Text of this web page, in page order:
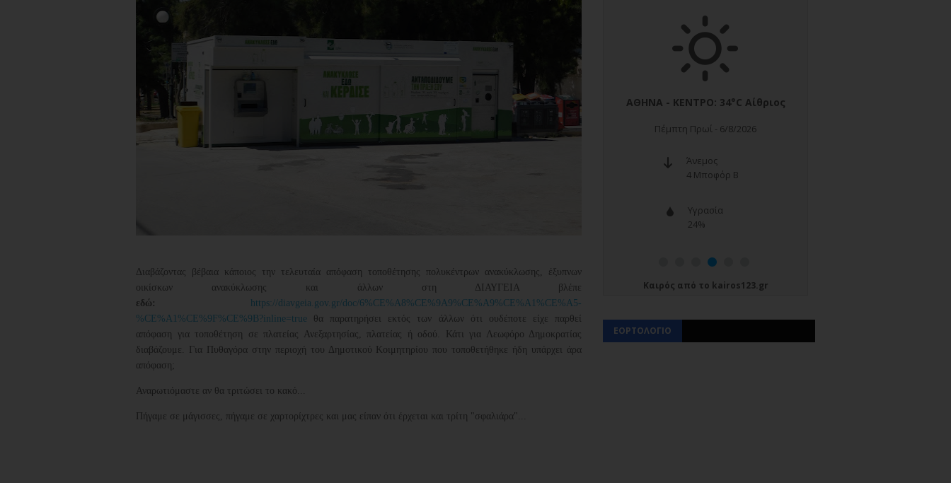
Διαβάζοντας βέβαια κάποιος την τελευταία απόφαση τοποθέτησης πολυκέντρων ανακύκλωσης, έξυπνων
οικίσκων ανακύκλωσης και άλλων στη ΔΙΑΥΓΕΙΑ βλέπε
εδώ: https://diavgeia.gov.gr/doc/6%CE%A8%CE%9A9%CE%A9%CE%A1%CE%A5-
%CE%A1%CE%9F%CE%9B?inline=true
θα παρατηρήσει εκτός των άλλων ότι ουδέποτε είχε παρθεί
απόφαση για τοποθέτηση σε πλατείας Ανεξαρτησίας, πλατείας ή οδού. Κάτι για Λεωφόρο Δημοκρατίας
διαβάζουμε. Για Πυθαγόρα στην περιοχή του Δημοτικού Κοιμητηρίου που τοποθετήθηκε ήδη υπάρχει άρα
απόφαση;
Αναρωτιόμαστε αν θα τριτώσει το κακό...
Πήγαμε σε μάγισσες, πήγαμε σε χαρτορίχτρες και μας είπαν ότι έρχεται και τρίτη "σφαλιάρα"...
Καιρός από το kairos123.gr
ΕΟΡΤΟΛΟΓΙΟ